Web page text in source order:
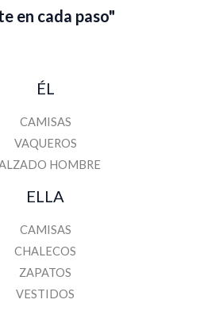
en cada paso"
ÉL
CAMISAS
VAQUEROS
HOMBRE
ELLA
CAMISAS
CHALECOS
ZAPATOS
VESTIDOS